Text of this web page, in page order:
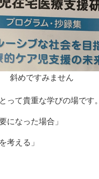
斜めですみません
って貴重な学びの場です。
になった場合」
考える」